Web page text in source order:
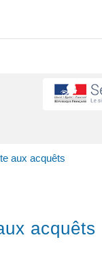
aux acquêts
acquêts